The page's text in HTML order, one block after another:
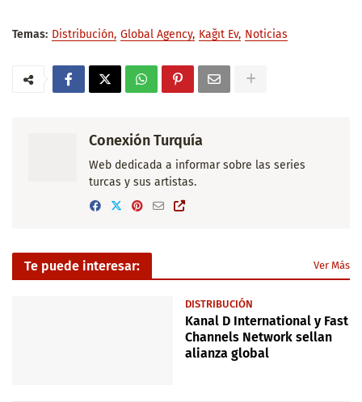
Temas: Distribución Global Agency Kağıt Ev Noticias
Conexión Turquía
Web dedicada a informar sobre las series
turcas y sus artistas.
Te puede interesar: Ver Más
DISTRIBUCIÓN
Kanal D International y Fast
Channels Network sellan
alianza global